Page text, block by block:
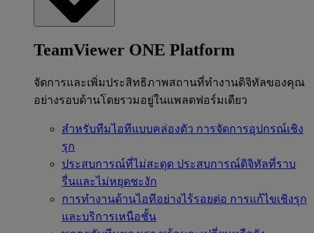
TeamViewer ONE Platform
จัดการและเพิ่มประสิทธิภาพสถานที่ทำงานดิจิทัลของคุณ
อย่างรอบด้านโดยรวมอยู่ในแพลตฟอร์มเดียว
สำหรับทีมไอทีแบบคล่องตัว การจัดการอุปกรณ์เชิง
รุก
ประสบการณ์ที่ไม่สะดุด ประสบการณ์ดิจิทัลที่ราบ
รื่นและไม่หยุดชะงัก
การทำงานด้านไอทีอย่างไร้รอยต่อ การแก้ไขเชิงรุก
และบริการเหนือชั้น